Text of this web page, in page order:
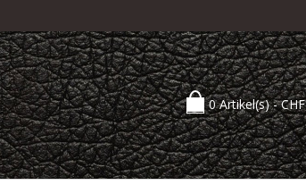
0 Artikel(s) -CHF